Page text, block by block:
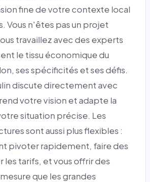
fine de votre contexte local
Vous n'êtes pas un projet
travaillez avec des experts
le tissu économique du
ses spécificités et ses défis.
discute directement avec
votre vision et adapte la
situation précise. Les
sont aussi plus flexibles :
pivoter rapidement, faire des
les tarifs, et vous offrir des
que les grandes